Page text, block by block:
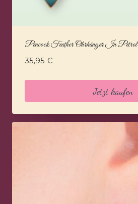
Peacock Feather Ohrhänger In Petrol
35,95 €
Jetzt kaufen